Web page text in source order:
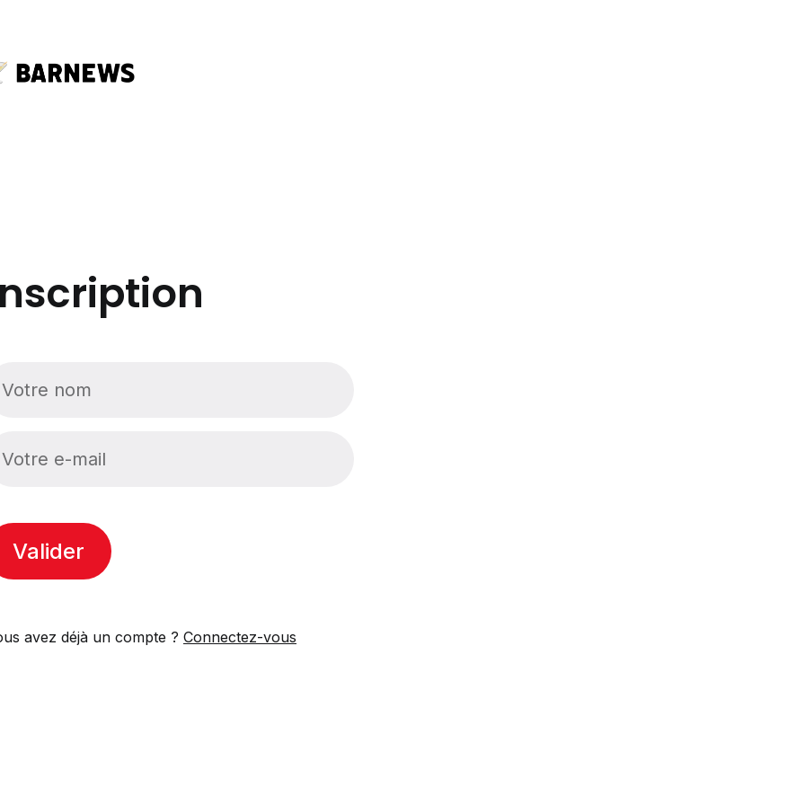
Valider
avez déjà un compte ? Connectez-vous